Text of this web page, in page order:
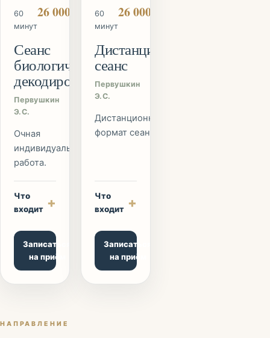
60
минут
26 000 ₽
Сеанс
биологического
декодирования
Первушкин
Э.С.
Очная
индивидуальная
работа.
Что
входит +
Записаться
на приём
60
минут
26 000 ₽
Дистанционный
сеанс
Первушкин
Э.С.
Дистанционный
формат сеанса.
Что
входит +
Записаться
на приём
НАПРАВЛЕНИЕ